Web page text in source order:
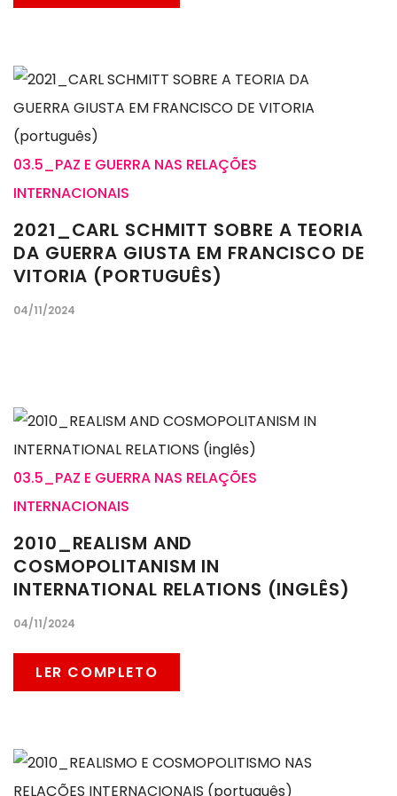
03.5_PAZ E GUERRA NAS RELAÇÕES
INTERNACIONAIS
2021_CARL SCHMITT SOBRE A TEORIA
DA GUERRA GIUSTA EM FRANCISCO DE
VITORIA (PORTUGUÊS)
04/11/2024
03.5_PAZ E GUERRA NAS RELAÇÕES
INTERNACIONAIS
2010_REALISM AND
COSMOPOLITANISM IN
INTERNATIONAL RELATIONS (INGLÊS)
04/11/2024
LER COMPLETO